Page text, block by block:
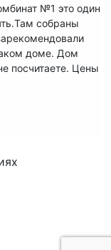
№1 это один
собраны
доме. Дом
посчитаете. Цены